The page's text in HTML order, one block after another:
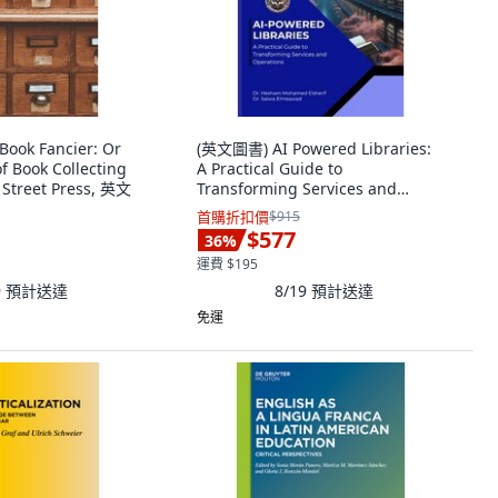
Fancier: Or
Book Collecting
Press, 英文
預計送達
(英文圖書) AI Powered Libraries:
A Practical Guide to
Transforming Services and
Operations 平裝版, Eldonusa, 英
文
首購折扣價$915
36% $577
運費 $195
8/19 預計送達
免運